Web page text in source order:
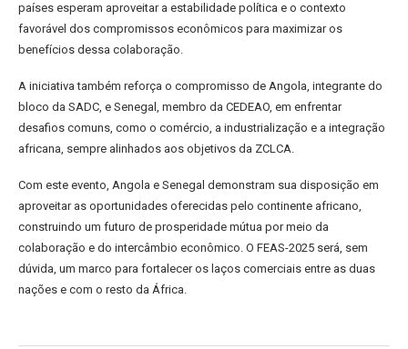
países esperam aproveitar a estabilidade política e o contexto
favorável dos compromissos econômicos para maximizar os
benefícios dessa colaboração.
A iniciativa também reforça o compromisso de Angola, integrante do
bloco da SADC, e Senegal, membro da CEDEAO, em enfrentar
desafios comuns, como o comércio, a industrialização e a integração
africana, sempre alinhados aos objetivos da ZCLCA.
Com este evento, Angola e Senegal demonstram sua disposição em
aproveitar as oportunidades oferecidas pelo continente africano,
construindo um futuro de prosperidade mútua por meio da
colaboração e do intercâmbio econômico. O FEAS-2025 será, sem
dúvida, um marco para fortalecer os laços comerciais entre as duas
nações e com o resto da África.